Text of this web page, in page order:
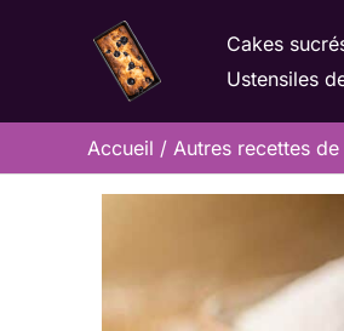
Cakes
Ustensiles
Accueil Autres recettes